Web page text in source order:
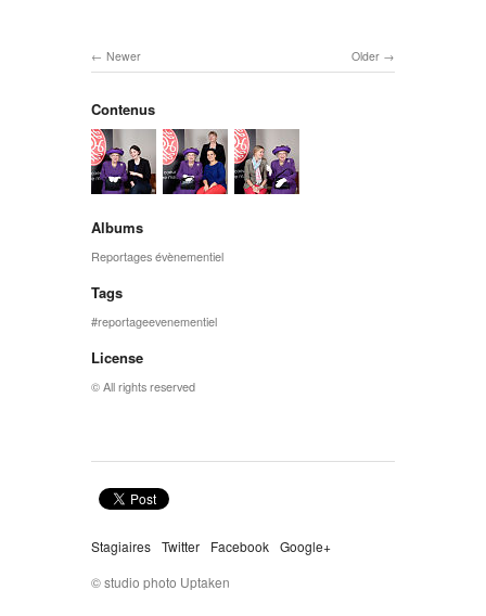
Older
Newer
Contenus
Albums
Reportages évènementiel
Tags
reportageevenementiel
License
© All rights reserved
Stagiaires Twitter Facebook Google+
© studio photo Uptaken